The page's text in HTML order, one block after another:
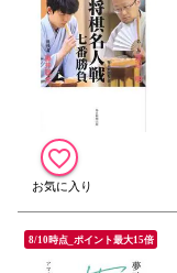
8/10時点_ポイント最大15倍